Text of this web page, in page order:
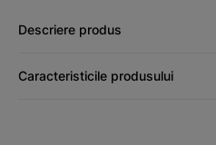
Descriere produs
Caracteristicile produsului